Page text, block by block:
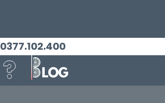
0377.102.400